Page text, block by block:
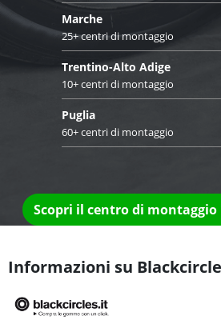
Marche
25+ centri di montaggio
Trentino-Alto Adige
10+ centri di montaggio
Puglia
60+ centri di montaggio
Scopri il centro di
Informazioni su